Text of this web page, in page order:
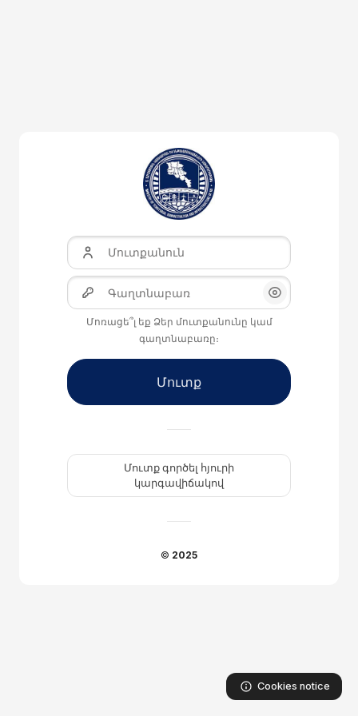
Մուտքանուն
Գաղտնաբառ
Ցուցադրել/
Մոռացե՞լ եք Ձեր մուտքանունը կամ
գաղտնաբառը։
Մուտք
Մուտք գործել հյուրի
կարգավիճակով
© 2025
Cookies notice